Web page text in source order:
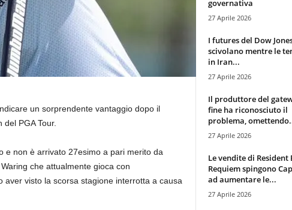
un sorprendente vantaggio dopo il
PGA Tour.
e non è arrivato 27esimo a pari merito da
che attualmente gioca con
aver visto la scorsa stagione interrotta a causa
governativa
27 Aprile 2026
I futures del Dow
scivolano mentre le
in Iran...
27 Aprile 2026
Il produttore del
fine ha riconosciuto il
problema,
27 Aprile 2026
Le vendite di Resident
Requiem spingono
ad aumentare le...
27 Aprile 2026